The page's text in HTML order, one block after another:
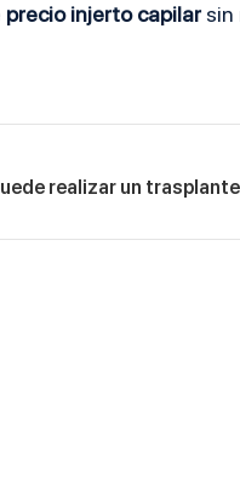
precio injerto capilar sin
realizar un